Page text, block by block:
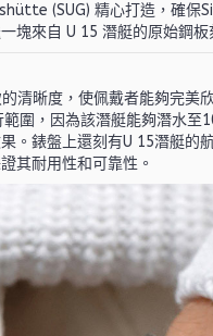
(SUG) 精心打造，確保
塊來自 U 15 潛艇的原始鋼
清晰度，使佩戴者能夠完
圍，因為該潛艇能夠潛水
。錶盤上還刻有U 15潛艇
其耐用性和可靠性。